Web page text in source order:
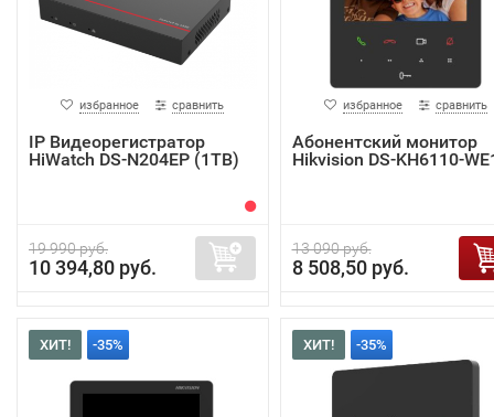
избранное сравнить
IP Видеорегистратор
HiWatch DS-N204EP (1TB)
19 990 руб.
10 394,80 руб.
избранное сравнить
Абонентский монитор
Hikvision DS-KH6110-
13 090 руб.
8 508,50 руб.
ХИТ! -35% ХИТ! -35%